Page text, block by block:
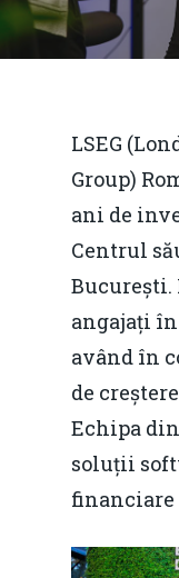
LSEG
Group)
ani de
Centrul
București.
angajați
având în
de
Echipa
soluții
financiare